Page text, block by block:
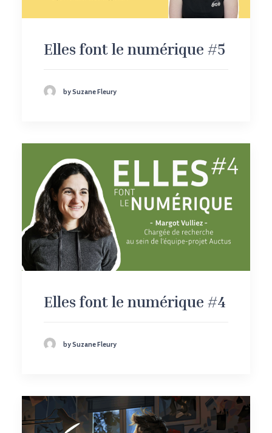
Elles font le numérique #5
by Suzane Fleury
Elles font le numérique #4
by Suzane Fleury